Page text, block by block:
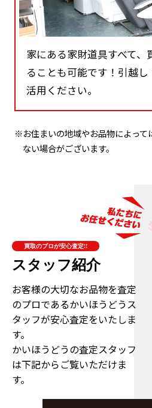
家にある家財道具すべて、
ることも可能です！引越
活用ください。
※お住まいの地域やお品物によって
ない場合がございます。
買取のプロが安心査定!!
スタッフ紹介
お客様の大切なお品物を査定
のプロであるかいほうどうス
タッフが安心査定をいたしま
す。
かいほうどうの査定スタッフ
は下記からご覧いただけま
す。